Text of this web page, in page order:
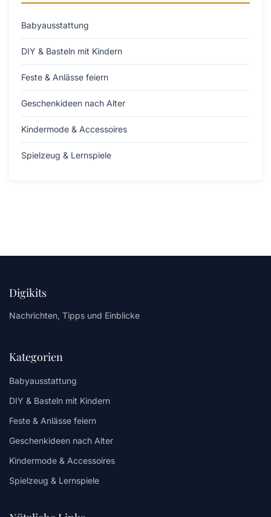
Babyausstattung
DIY & Basteln mit Kindern
Feste & Anlässe feiern
Geschenkideen nach Alter
Kindermode & Accessoires
Spielzeug & Lernspiele
Digikits
Nachrichten, Tipps und Einblicke
Kategorien
Babyausstattung
DIY & Basteln mit Kindern
Feste & Anlässe feiern
Geschenkideen nach Alter
Kindermode & Accessoires
Spielzeug & Lernspiele